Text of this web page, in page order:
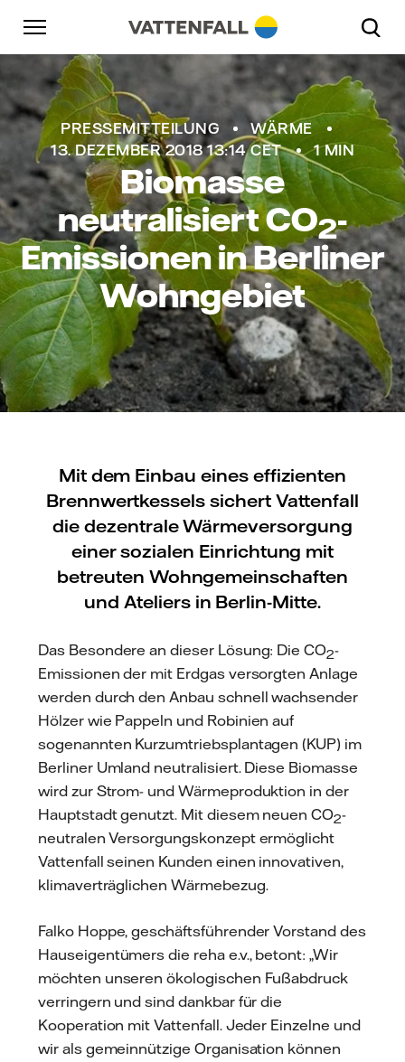
Überspringen
Zurück zur Hauptnavigation
Gehe zur Fußzeile
PRESSEMITTEILUNG
WÄRME
13. DEZEMBER 2018 13:14 CET
1 MIN
Biomasse
neutralisiertCO2-
Emissionen in Berliner
Wohngebiet
Mit dem Einbau eines effizienten
Brennwertkessels sichert Vattenfall
die dezentrale Wärmeversorgung
einer sozialen Einrichtung mit
betreuten Wohngemeinschaften
und Ateliers in Berlin-Mitte.
Das Besondere an dieser Lösung: Die CO2-
Emissionen der mit Erdgas versorgten Anlage
werden durch den Anbau schnell wachsender
Hölzer wie Pappeln und Robinien auf
sogenannten Kurzumtriebsplantagen (KUP) im
Berliner Umland neutralisiert. Diese Biomasse
wird zur Strom- und Wärmeproduktion in der
Hauptstadt genutzt. Mit diesem neuen CO2-
neutralen Versorgungskonzept ermöglicht
Vattenfall seinen Kunden einen innovativen,
klimaverträglichen Wärmebezug.
Falko Hoppe, geschäftsführender Vorstand des
Hauseigentümers die reha e.v., betont: „Wir
möchten unseren ökologischen Fußabdruck
verringern und sind dankbar für die
Kooperation mit Vattenfall. Jeder Einzelne und
wir als gemeinnützige Organisation können
Zurück zur Hauptnavigation